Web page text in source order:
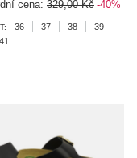
cena: 329,00 Kč -40%
36 37 38
39
41